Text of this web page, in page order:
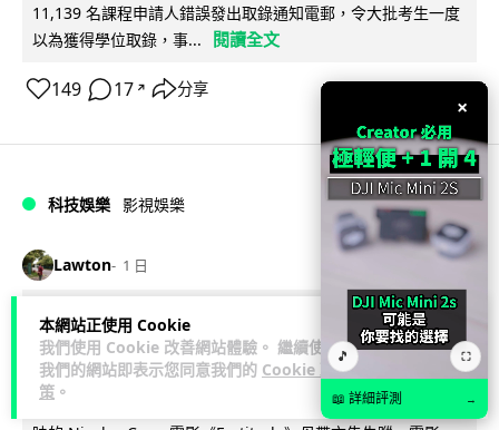
本網站正使用 Cookie
我們使用 Cookie 改善網站體驗。 繼續使用
我們的網站即表示您同意我們的 Cookie 政
策 。
11,139 名課程申請人錯誤發出取錄通知電郵，令大批考生一度
以為獲得學位取錄，事...
閱讀全文
149 17 ↗ 分享
科技娛樂 影視娛樂
Lawton 1 日
Nicolas Cage 主演未上映電影 Netflix
遺失未加密母帶 被索償 8.19 億港元
【唔見未加密母帶咁大件事】Netflix 洛杉磯辦公室被竊，未上
×
🎵 ⛶
📖 詳細評測 →